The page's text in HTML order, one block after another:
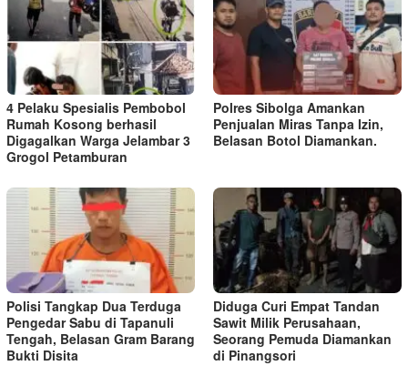
4 Pelaku Spesialis Pembobol
Rumah Kosong berhasil
Digagalkan Warga Jelambar 3
Grogol Petamburan
Polres Sibolga Amankan
Penjualan Miras Tanpa Izin,
Belasan Botol Diamankan.
Polisi Tangkap Dua Terduga
Pengedar Sabu di Tapanuli
Tengah, Belasan Gram Barang
Bukti Disita
Diduga Curi Empat Tandan
Sawit Milik Perusahaan,
Seorang Pemuda Diamankan
di Pinangsori